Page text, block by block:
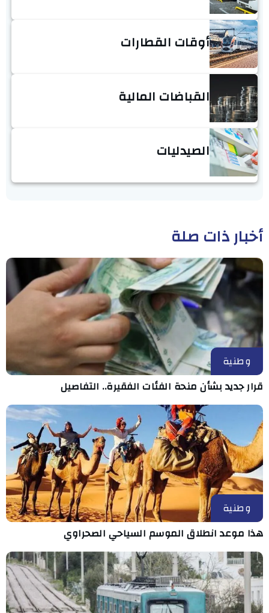
أوقات القطارات
القباضات المالية
الصيدليات
أخبار ذات صلة
وطنية
قرار جديد بشأن منحة الفئات الفقيرة.. التفاصيل
وطنية
هذا موعد انطلاق الموسم السياحي الصحراوي